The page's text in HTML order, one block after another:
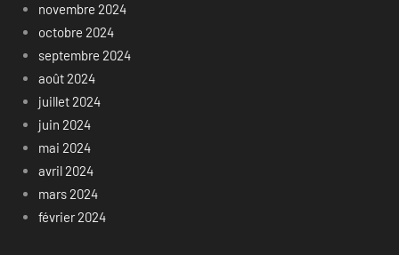
novembre 2024
octobre 2024
septembre 2024
août 2024
juillet 2024
juin 2024
mai 2024
avril 2024
mars 2024
février 2024